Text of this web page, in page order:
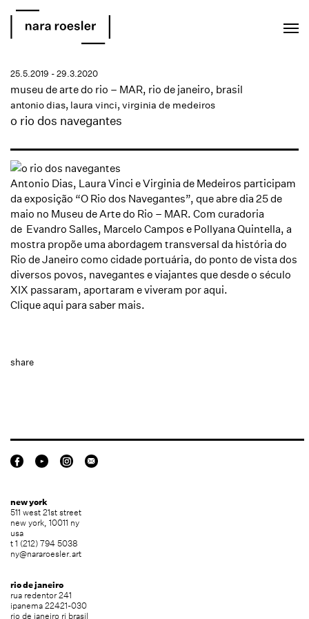
o rio dos navegantes
antonio dias, laura vinci, virginia de medeiros
museu de arte do rio – MAR, rio de janeiro, brasil
25.5.2019 - 29.3.2020
Antonio Dias, Laura Vinci e Virginia de Medeiros participam
da exposição “O Rio dos Navegantes”, que abre dia 25 de
maio no Museu de Arte do Rio – MAR. Com curadoria
de Evandro Salles, Marcelo Campos e Pollyana Quintella, a
mostra propõe uma abordagem transversal da história do
Rio de Janeiro como cidade portuária, do ponto de vista dos
diversos povos, navegantes e viajantes que desde o século
XIX passaram, aportaram e viveram por aqui.
Clique aqui para saber mais.
share
new york
511 west 21st street
new york, 10011 ny
usa
t 1 (212) 794 5038
ny@nararoesler.art
rio de janeiro
rua redentor 241
ipanema 22421-030
rio de janeiro rj brasil